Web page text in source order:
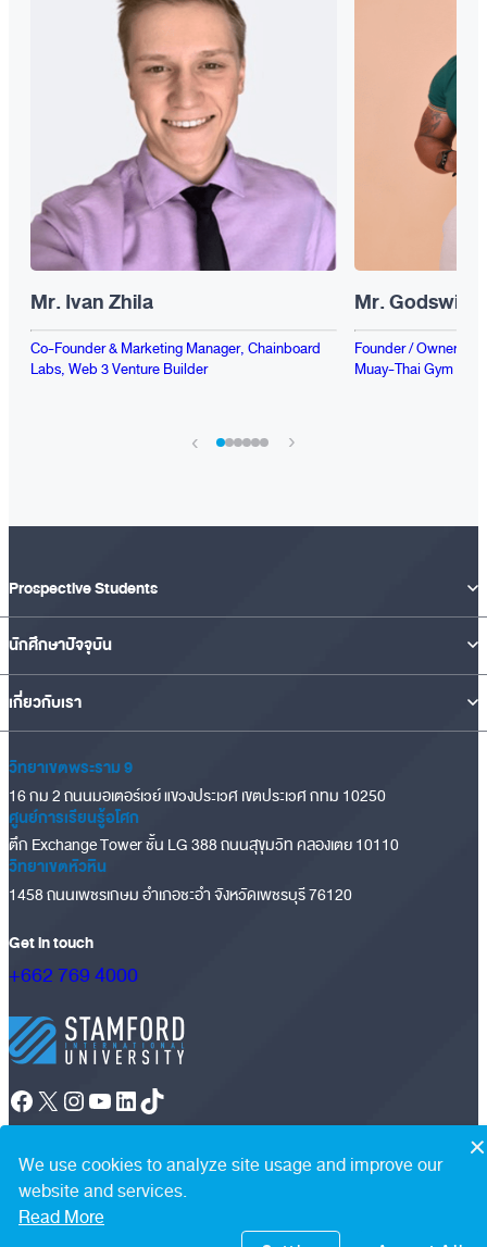
Mr. Ivan Zhila
Co-Founder & Marketing Manager, Chainboard
Labs, Web 3 Venture Builder
Mr. Godswill
Founder / Owner,
Muay-Thai Gym
‹ ›
Prospective Students
นักศึกษาปัจจุบัน
เกี่ยวกับเรา
วิทยาเขตพระราม 9
16 กม 2 ถนนมอเตอร์เวย์ แขวงประเวศ เขตประเวศ กทม 10250
ศูนย์การเรียนรู้อโศก
ตึก Exchange Tower ชั้น LG 388 ถนนสุขุมวิท คลองเตย 10110
วิทยาเขตหัวหิน
1458 ถนนเพชรเกษม อำเภอชะอำ จังหวัดเพชรบุรี 76120
Get in touch
+662 769 4000
Facebook
X Instagram
YouTube
LinkedIn
TikTok
© Copyright 2025 •All Rights Reserved